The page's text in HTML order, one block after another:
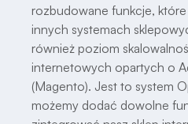
rozbudowane funkcje,
innych systemach
również poziom
internetowych opartych o
(Magento). Jest to system
możemy dodać dowolne